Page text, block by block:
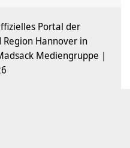
Portal der
Hannover in
Mediengruppe |